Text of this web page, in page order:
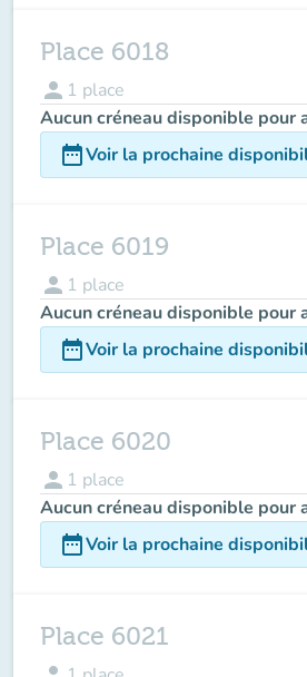
Place 6018
person 1 place
Aucun créneau disponible pour
date_rangeVoir la prochaine
Place 6019
person 1 place
Aucun créneau disponible pour
date_rangeVoir la prochaine
Place 6020
person 1 place
Aucun créneau disponible pour
date_rangeVoir la prochaine
Place 6021